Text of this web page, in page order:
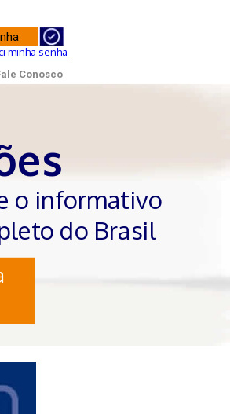
minha senha
Conosco
o informativo
do Brasil